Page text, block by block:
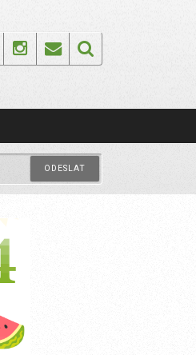
TwitterInstagram
Email